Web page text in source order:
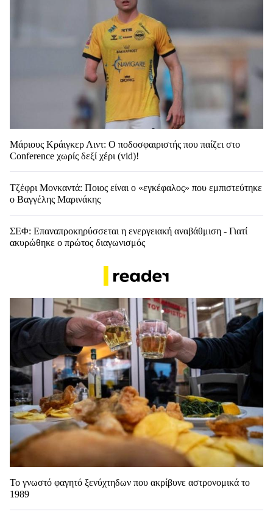
Μάριους Κράιγκερ Λιντ: Ο ποδοσφαιριστής που παίζει στο
Conference χωρίς δεξί χέρι (vid)!
Τζέφρι Μονκαντά: Ποιος είναι ο «εγκέφαλος» που εμπιστεύτηκε
ο Βαγγέλης Μαρινάκης
ΣΕΦ: Επαναπροκηρύσσεται η ενεργειακή αναβάθμιση - Γιατί
ακυρώθηκε ο πρώτος διαγωνισμός
Το γνωστό φαγητό ξενύχτηδων που ακρίβυνε αστρονομικά το
1989